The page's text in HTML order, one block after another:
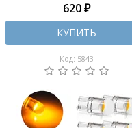
620 ₽
КУПИТЬ
Код: 5843